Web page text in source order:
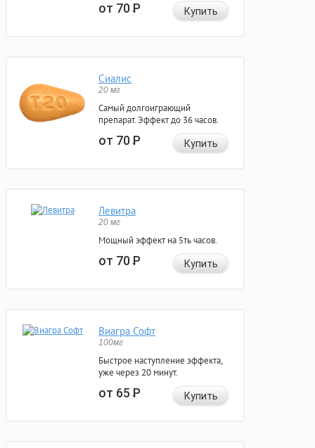
от 70Р Купить
Сиалис
20 мг
Самый долгоиграющий
препарат. Эффект до 36 часов.
от 70Р Купить
Левитра
20 мг
Мощный эффект на 5ть часов.
от 70Р Купить
Виагра Софт
100мг
Быстрое наступление эффекта,
уже через 20 минут.
от 65Р Купить